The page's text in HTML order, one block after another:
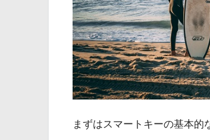
まずはスマートキーの基本的